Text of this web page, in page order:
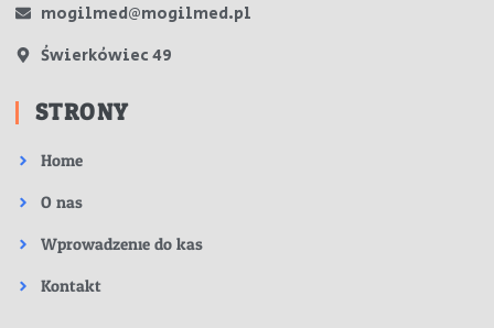
mogilmed@mogilmed.pl
Świerkówiec 49
STRONY
Home
O nas
Wprowadzenie do kas
Kontakt